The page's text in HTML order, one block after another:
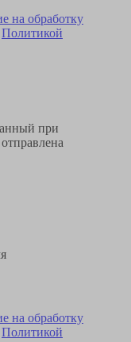
на обработку
Политикой
при
на обработку
Политикой